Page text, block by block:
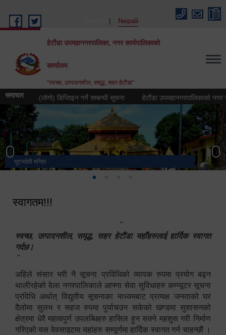
Nepali
हेटौंडा उपमहानगरपालिका, नगर कार्यपालिकाको
कार्यालय
"स्वच्छ, उत्पादनशील, समृद्ध, सहर हेटौंडा"
समाचार
चिह्न (लोगो) डिजिाइन गर्ने सम्बन्धी सूचना हेटौंडा उपमहानगरपालिकाको नगर गान
भुटनदेवी मन्दिर
स्मारक
हेटौंडा उपमहानगरपालिका नगर कार्यपालिकाको कार्यालय
मनकामना डाँडाबाट देखिएको दृश्य
स्वागतम!!!
"
स्वच्छ, उत्पादनशील, समृद्ध, सहर हेटौंडा यहाँहरुलाई हार्दिक स्वागत
गर्दछ।
"
अहिले संसार भरी नै सूचना प्रविधिको व्यापक रुपमा प्रयोग बढ्न
थालीरहेको वेला नगरपालिकाले आफ्ना सेवा सुविधाहरु कम्प्यूटर सूचना
प्रविधि अर्थात् विद्युतीय सूचनाका माध्यमबाट प्रत्यक्ष जनताको घर
दैलोमा सुलभ र सहज रुपमा पुर्याचउन सकेको खण्डमा सुशासनको
क्षेत्रमा धेरै महत्वपुर्ण उपलब्धिहरु हासिल हुन सक्ने महशुस गरी निर्माण
गरिएको यस वेवसाइटमा यहांहरु सम्पूर्णमा हार्दिक स्वागत गर्न चाहन्छौं ।